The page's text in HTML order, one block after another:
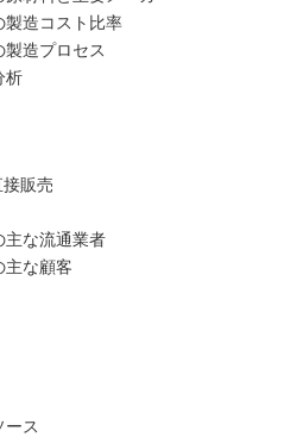
製造コスト比率
造プロセス
析
販売
主な流通業者
主な顧客
ース